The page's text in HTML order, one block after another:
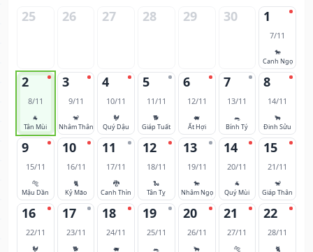
25 26 27 28 29 30 1
7/11
🐎
Canh Ngọ
2
8/11
🐐
Tân Mùi
3
9/11
🐒
Nhâm Thân
4
10/11
🐓
Quý Dậu
5
11/11
🐕
Giáp Tuất
6
12/11
🐖
Ất Hợi
7
13/11
🐀
Bính Tý
8
14/11
🐂
Đinh Sửu
9
15/11
🐅
Mậu Dần
10
16/11
🐈
Kỷ Mão
11
17/11
🐉
Canh Thìn
12
18/11
🐍
Tân Tỵ
13
19/11
🐎
Nhâm Ngọ
14
20/11
🐐
Quý Mùi
15
21/11
🐒
Giáp Thân
16
22/11
🐓
17
23/11
🐕
18
24/11
🐖
19
25/11
🐀
20
26/11
🐂
21
27/11
🐅
22
28/11
🐈